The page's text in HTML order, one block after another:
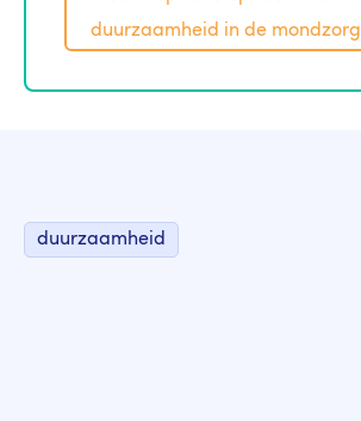
duurzaamheid in de mondzorg
duurzaamheid